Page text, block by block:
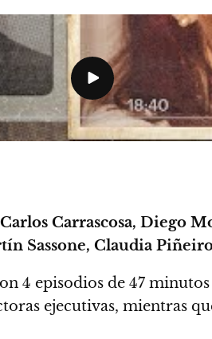
Carlos Carrascosa, Diego
Sassone, Claudia
4 episodios de 47 minutos
ejecutivas, mientras